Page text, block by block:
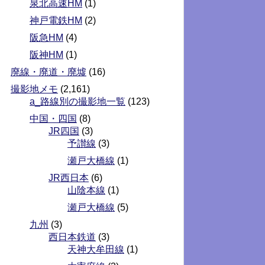
泉北高速HM (1)
神戸電鉄HM (2)
阪急HM (4)
阪神HM (1)
廃線・廃道・廃墟 (16)
撮影地メモ (2,161)
a_路線別の撮影地一覧 (123)
中国・四国 (8)
JR四国 (3)
予讃線 (3)
瀬戸大橋線 (1)
JR西日本 (6)
山陰本線 (1)
瀬戸大橋線 (5)
九州 (3)
西日本鉄道 (3)
天神大牟田線 (1)